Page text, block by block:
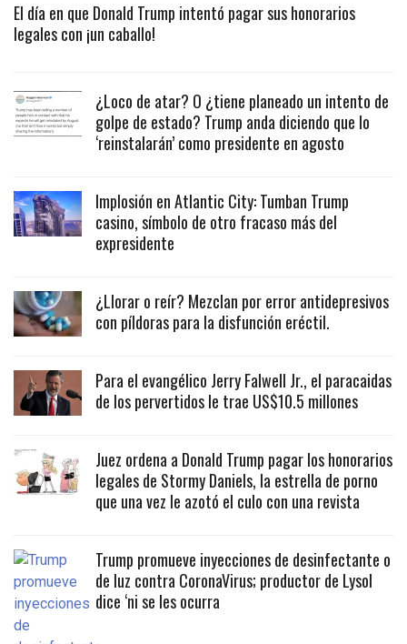
El día en que Donald Trump intentó pagar sus honorarios
legales con ¡un caballo!
¿Loco de atar? O ¿tiene planeado un intento de
golpe de estado? Trump anda diciendo que lo
‘reinstalarán’ como presidente en agosto
Implosión en Atlantic City: Tumban Trump
casino, símbolo de otro fracaso más del
expresidente
¿Llorar o reír? Mezclan por error antidepresivos
con píldoras para la disfunción eréctil.
Para el evangélico Jerry Falwell Jr., el paracaidas
de los pervertidos le trae US$10.5 millones
Juez ordena a Donald Trump pagar los honorarios
legales de Stormy Daniels, la estrella de porno
que una vez le azotó el culo con una revista
Trump promueve inyecciones de desinfectante o
de luz contra CoronaVirus; productor de Lysol
dice ‘ni se les ocurra